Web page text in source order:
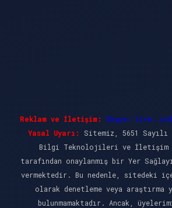
Reklam ve İletişim:
Skype:
Yasal Uyarı:
Sitemiz, 5651 Sayılı
Bilgi Teknolojileri ve İletişim
tarafından onaylanmış bir Yer
vermektedir. Bu nedenle, sitedeki
olarak denetleme veya araştırma
bulunmamaktadır. Ancak,